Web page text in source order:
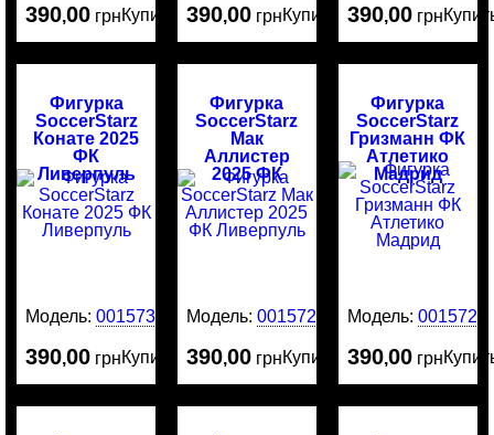
390,00 грнКупить 390,00 грнКупить 390,00 грн
Фигурка
SoccerStarz
Конате 2025
ФК
Ливерпуль
Модель:0015731
390,00 грнКупить
Фигурка
SoccerStarz
Мак
Аллистер
2025 ФК
Ливерпуль
Модель:0015729
390,00 грнКупить
Фигурка
SoccerStarz
Гризманн ФК
Атлетико
Мадрид
Модель: 0015721
390,00 грн